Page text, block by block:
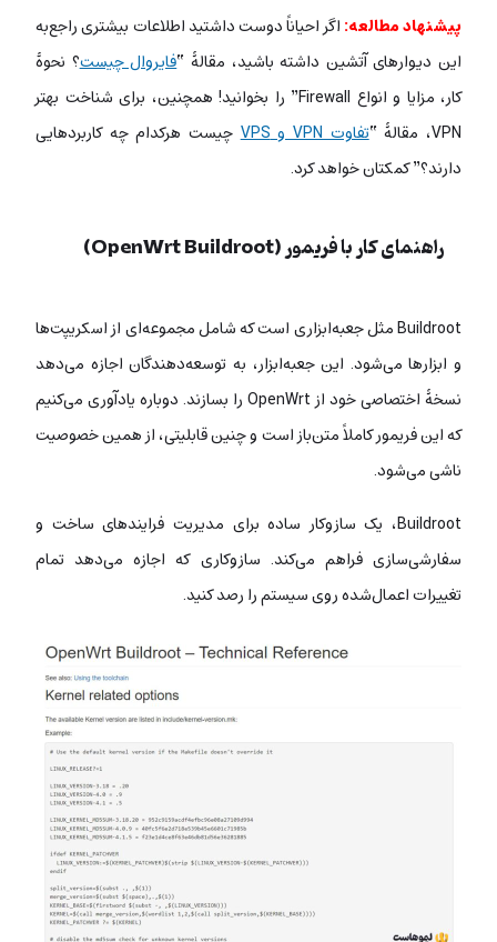
پیشنهاد مطالعه:اگر احیاناً دوست داشتید اطلاعات بیشتری راجع‌به
این دیوارهای آتشین داشته باشید، مقالۀ “فایروال چیست؟ نحوۀ
کار، مزایا و انواع Firewall” را بخوانید! همچنین، برای شناخت بهتر
VPN، مقالۀ “
تفاوت VPN و VPS
چیست هرکدام چه کاربردهایی
دارند؟” کمکتان خواهد کرد.
راهنمای کار با فریمور (OpenWrt Buildroot)
Buildroot مثل جعبه‌ابزاری است که شامل مجموعه‌ای از اسکریپت‌ها
و ابزارها می‌شود. این جعبه‌ابزار، به توسعه‌دهندگان اجازه می‌دهد
نسخۀ اختصاصی خود از OpenWrt را بسازند. دوباره یادآوری می‌کنیم
که این فریمور کاملاً متن‌باز است و چنین قابلیتی، از همین خصوصیت
ناشی می‌شود.
Buildroot، یک سازوکار ساده برای مدیریت فرایندهای ساخت و
سفارشی‌سازی فراهم می‌کند. سازوکاری که اجازه می‌دهد تمام
تغییرات اعمال‌شده روی سیستم را رصد کنید.